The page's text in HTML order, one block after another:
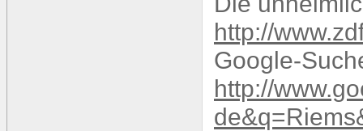
http://
Google-
http://